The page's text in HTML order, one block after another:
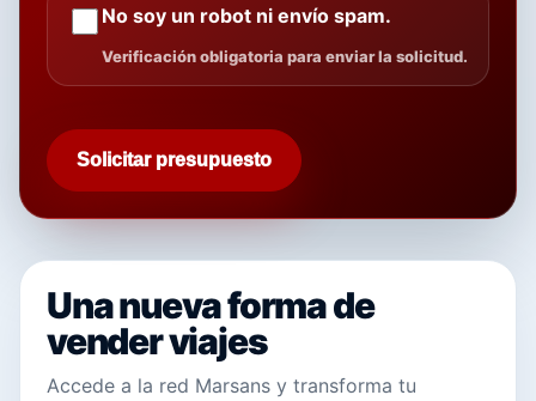
No soy un robot ni envío spam.
Verificación obligatoria para enviar la solicitud.
Solicitar presupuesto
Una nueva forma de
vender viajes
Accede a la red Marsans y transforma tu